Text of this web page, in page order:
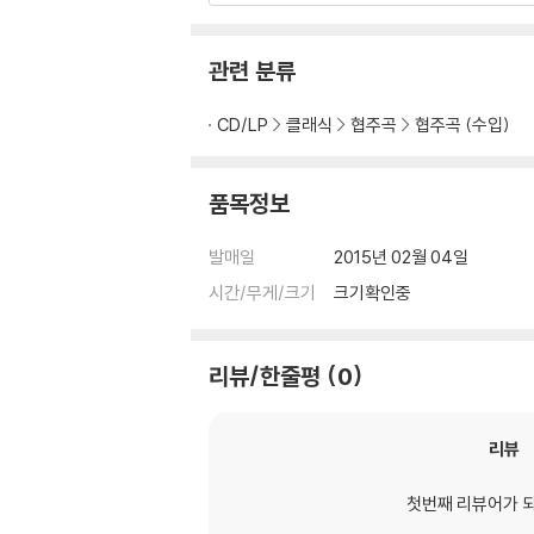
관련 분류
CD/LP 클래식 협주곡 협주곡 (수입)
품목정보
발매일
2015년 02월 04일
시간/무게/크기
크기확인중
리뷰/한줄평 0
리뷰
첫번째 리뷰어가